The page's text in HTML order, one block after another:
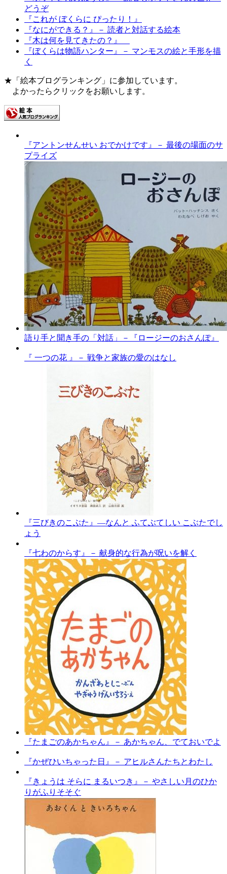
どうぞ
『これが ぼくらに ぴったり！』
『なにができる？』－ 読者と対話する絵本
『木は何を見てきたの？』
『ぼくらは物語ハンター』－ マンモスの絵と手形を描
く
★「絵本ブログランキング」に参加しています。
よかったらクリックをお願いします。
『アントンせんせい おでかけです』－ 最後の場面のサ
プライズ
語り手と聞き手の「対話」－『ロージーのおさんぽ』
『 一つの花 』－ 戦争と家族の愛のはなし
『三びきのこぶた』―なんと ふてぶてしい こぶたでし
ょう
『七わのからす』－ 献身的な行為が呪いを解く
『たまごのあかちゃん』－ あかちゃん、でておいでよ
『かぜひいちゃった日』－ アヒルさんたちとわたし
『きょうは そらに まるいつき』－ やさしい月のひか
りがふりそそぐ